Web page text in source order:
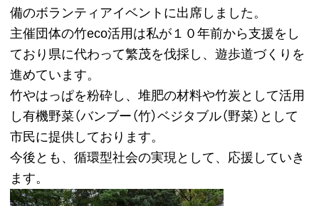
備のボランティアイベントに出席しました。
主催団体の竹eco活用は私が１０年前から支援をし
ており県に代わって繁茂を伐採し、遊歩道づくりを
進めています。
竹やはっぱを粉砕し、堆肥の材料や竹炭として活用
し有機野菜（バンブー（竹）ベジタブル（野菜）として
市民に提供しております。
今後とも、循環型社会の実現として、応援していき
ます。